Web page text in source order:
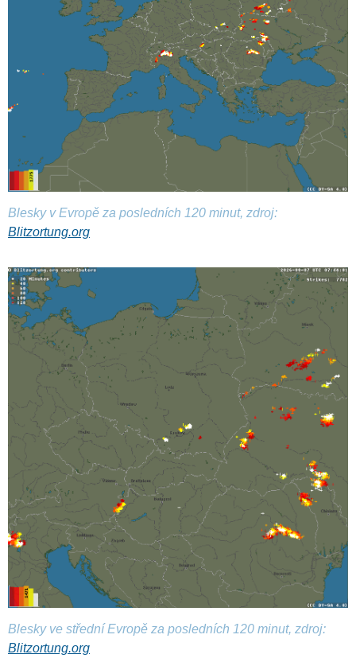
Blesky v Evropě za posledních 120 minut, zdroj:
Blitzortung.org
Blesky ve střední Evropě za posledních 120 minut, zdroj:
Blitzortung.org